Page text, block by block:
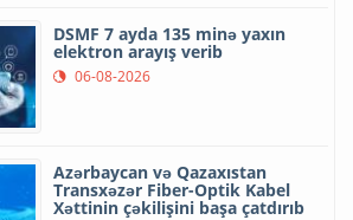
DSMF 7 ayda 135 minə yaxın
elektron arayış verib
06-08-2026
Azərbaycan və Qazaxıstan
Transxəzər Fiber-Optik Kabel
Xəttinin çəkilişini başa çatdırıb